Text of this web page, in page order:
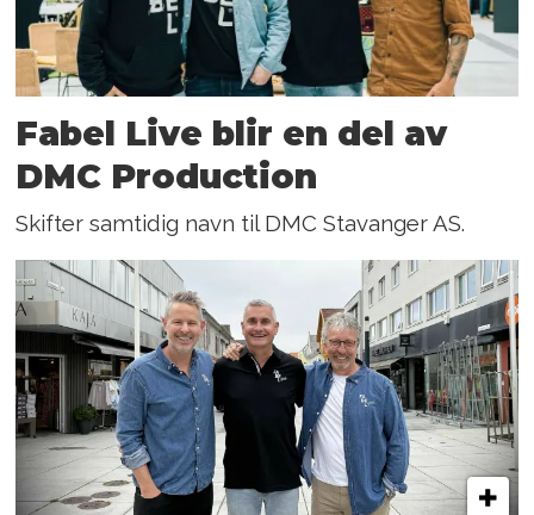
Fabel Live blir en del av
DMC Production
Skifter samtidig navn til DMC Stavanger AS.